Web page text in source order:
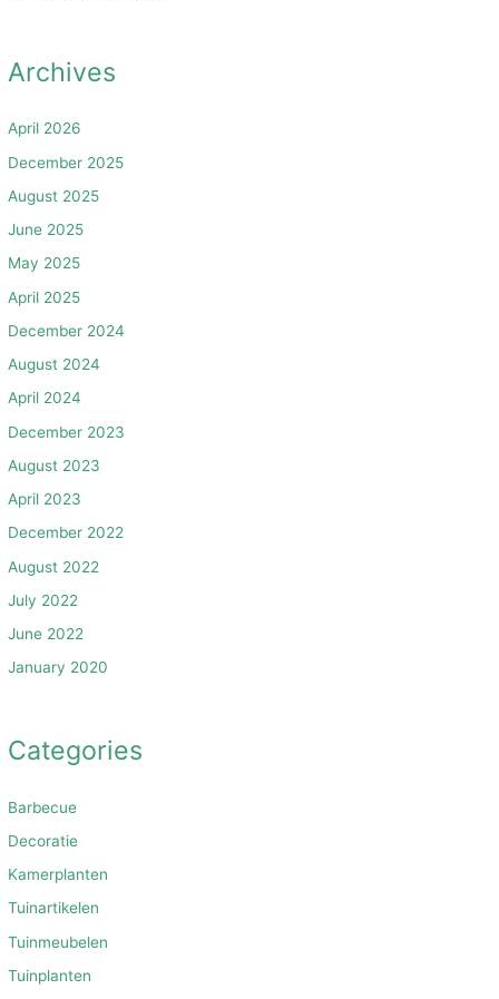
Archives
April 2026
December 2025
August 2025
June 2025
May 2025
April 2025
December 2024
August 2024
April 2024
December 2023
August 2023
April 2023
December 2022
August 2022
July 2022
June 2022
January 2020
Categories
Barbecue
Decoratie
Kamerplanten
Tuinartikelen
Tuinmeubelen
Tuinplanten